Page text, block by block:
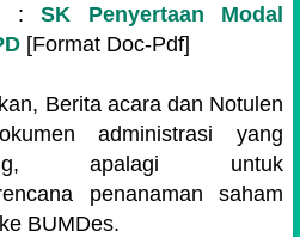
:SK Penyertaan Modal
[Format Doc-Pdf]
Berita acara dan Notulen
administrasi yang
apalagi untuk
penanaman saham
BUMDes.